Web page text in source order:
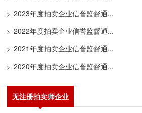
> 2023年度拍卖企业信誉监督通...
> 2022年度拍卖企业信誉监督通...
> 2021年度拍卖企业信誉监督通...
> 2020年度拍卖企业信誉监督通...
无注册拍卖师企业